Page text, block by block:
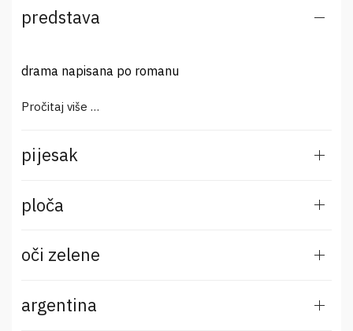
predstava
drama napisana po romanu
Pročitaj više …
pijesak
ploča
oči zelene
argentina